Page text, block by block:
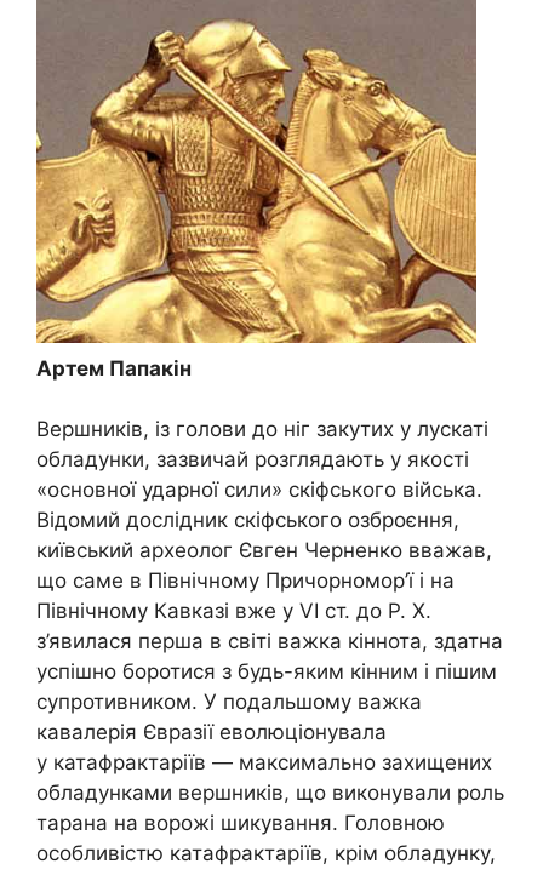
Артем Папакін
Вершників, із голови до ніг закутих у лускаті
обладунки, зазвичай розглядають у якості
«основної ударної сили» скіфського війська.
Відомий дослідник скіфського озброєння,
київський археолог Євген Черненко вважав,
що саме в Північному Причорномор’ї і на
Північному Кавказі вже у VI ст. до Р. Х.
з’явилася перша в світі важка кіннота, здатна
успішно боротися з будь-яким кінним і пішим
супротивником. У подальшому важка
кавалерія Євразії еволюціонувала
у катафрактаріїв — максимально захищених
обладунками вершників, що виконували роль
тарана на ворожі шикування. Головною
особливістю катафрактаріїв, крім обладунку,